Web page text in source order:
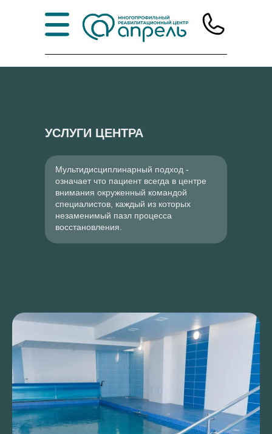
УСЛУГИ ЦЕНТРА
Мультидисциплинарный подход -
означает что пациент всегда в центре
внимания окруженный командой
специалистов, каждый из которых
незаменимый пазл процесса
восстановления.